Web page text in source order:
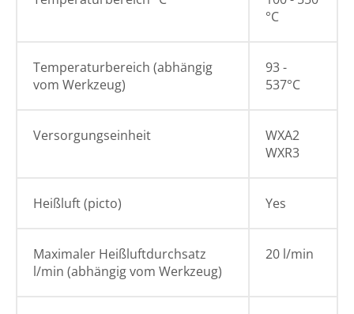
°C
Temperaturbereich (abhängig
vom Werkzeug)
93 -
537°C
Versorgungseinheit
WXA2
WXR3
Heißluft (picto) Yes
Maximaler Heißluftdurchsatz
l/min (abhängig vom Werkzeug)
20 l/min